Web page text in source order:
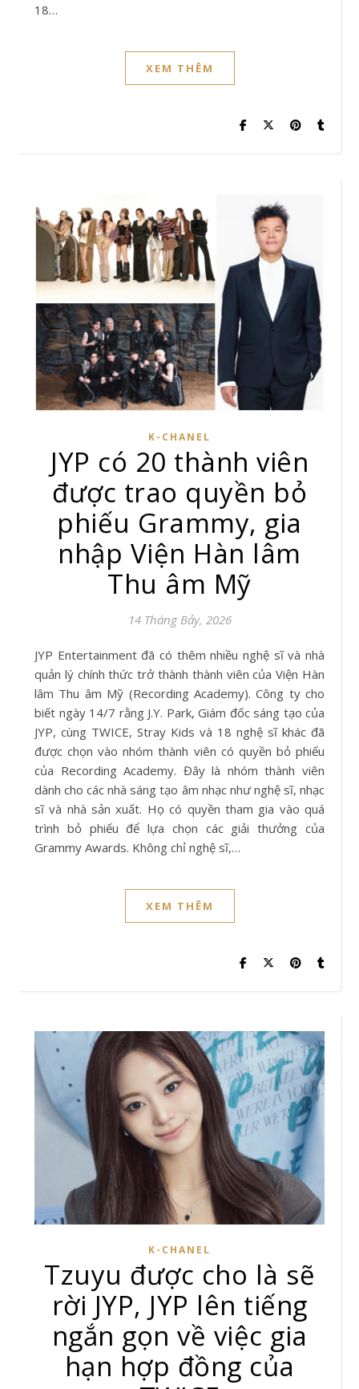
18…
XEM THÊM
K-CHANEL
JYP có 20 thành viên
được trao quyền bỏ
phiếu Grammy, gia
nhập Viện Hàn lâm
Thu âm Mỹ
14 Tháng Bảy, 2026
JYP Entertainment đã có thêm nhiều nghệ sĩ và nhà
quản lý chính thức trở thành thành viên của Viện Hàn
lâm Thu âm Mỹ (Recording Academy). Công ty cho
biết ngày 14/7 rằng J.Y. Park, Giám đốc sáng tạo của
JYP, cùng TWICE, Stray Kids và 18 nghệ sĩ khác đã
được chọn vào nhóm thành viên có quyền bỏ phiếu
của Recording Academy. Đây là nhóm thành viên
dành cho các nhà sáng tạo âm nhạc như nghệ sĩ, nhạc
sĩ và nhà sản xuất. Họ có quyền tham gia vào quá
trình bỏ phiếu để lựa chọn các giải thưởng của
Grammy Awards. Không chỉ nghệ sĩ,…
XEM THÊM
K-CHANEL
Tzuyu được cho là sẽ
rời JYP, JYP lên tiếng
ngắn gọn về việc gia
hạn hợp đồng của